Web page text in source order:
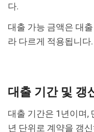
다.
대출 가능 금액은 대
라 다르게 적용됩니다.
대출 기간 및 갱
대출 기간은 1년이며,
년 단위로 계약을 갱